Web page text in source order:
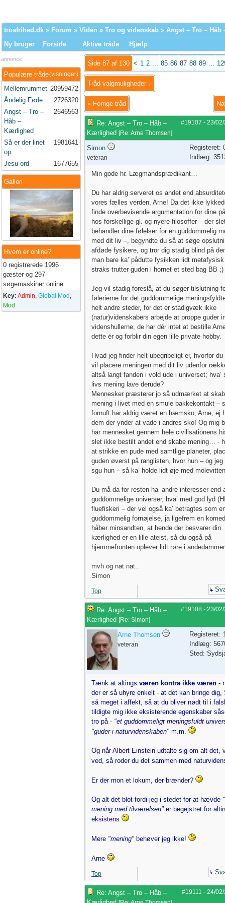
trosfrihed.dk » Forum » Viden » Tro og videnskab » Angst – Tro –
Ny bruger
Forside Aktive tråde Hjælp
annonce
(visninger)
Populære tråde
Mellemrummet 20959472
Åndelig Føde
2726320
Angst – Tro –
Håb –
Kærlighed
2646563
Så er der linet
op...
1981641
Jesu ord 1677655
Galleri
Hvem er online?
0 registrerede 1996
gæster og 297
søgemaskiner online.
Key: Admin, Global Mod ,
Mod
Side 87 af 130 < 1 2 ... 85 86 87 88 89 ...
Tråd valgmuligheder ↓
« Forrige tråd
#19107 - 23/
Re: Angst – Tro – Håb –
Kærlighed [Re: Arne Thomsen]
Simon
veteran
Registeret:
Indlæg:
Min gode hr. Lægmandsprædikant…
Du har aldrig serveret os andet end
vores fælles verden, Arne! Da det ikke
finde overbevisende argumentation for dine
hos forskellige gl. og nyere filosoffer – der
behandler dine følelser for en guddommelig
med dit liv –, begyndte du så at søge
afdøde fysikere, og tror dig stadig blind på
man bare ka’ pådutte fysikken lidt
straks trutter guden i hornet et sted bag BB ;)
Jeg vil stadig foreslå, at du søger tilslutning
følerierne for det guddommelige
helt andre steder, for det er stadigvæk ikke
(natur)videnskabers arbejde at proppe guder
videnshullerne, de har dér intet at bestille
dette ér og forblir din egen lille private hobby.
Hvad jeg finder helt ubegribeligt er, hvorfor du
vil placere meningen med dit liv udenfor
altså langt fanden i vold ude i universet; hva’
livs mening lave derude?
Mennesker præsterer jo så udmærket at
mening i livet med en smule bakkekontakt –
fornuft har aldrig været en hæmsko, Arne, ej
dem der ynder at vade i andres sko! Og mig
har mennesket gennem hele civilisationens
slet ikke bestilt andet end skabe mening… -
at strikke en pude med samtlige planeter,
guden øverst på ranglisten, hvor hun – og jeg
sgu hun – så ka’ holde lidt øje med
Du må da for resten ha’ andre interesser end
guddommelige universer, hva’ med god lyd
fluefiskeri – der vel også ka’ betragtes som
guddommelig fornøjelse, ja ligefrem en
håber minsandten, at hende der besvarer din
kærlighed er en lille ateist, så du også på
hjemmefronten oplever lidt røre i
mvh og nat nat..
Simon
Top
#19108 - 23/
Re: Angst – Tro – Håb –
Kærlighed [Re: Simon]
Arne Thomsen
veteran
Registeret:
Indlæg:
Sted:
Tænk at altings væren kontra ikke væren -
der er så uhyre enkelt - at det kan bringe dig,
så meget i affekt, så at du bliver nødt til i
tildigte mig ikke eksisterende egenskaber
tro på - "et guddommeligt meningsfuldt
"guder i naturvidenskaben" m.m.
Og når Albert Einstein udtalte sig om alt det,
ved, så roder du det sammen med
Er der mon et lokum, der brænder?
Og alt det blot fordi jeg i stedet for at hævde
mening med tilværelsen" er begejstret for
eksistens
Mere "mening" behøver jeg ikke!
Arne
Top
#19111 - 24/
Re: Angst – Tro – Håb –